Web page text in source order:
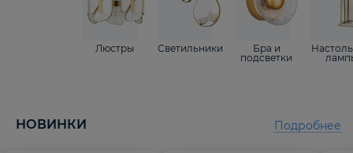
Люстры Светильники
Бра и
подсветки
НОВИНКИ Подробнее